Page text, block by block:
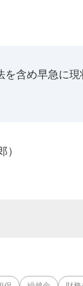
を含め早急に